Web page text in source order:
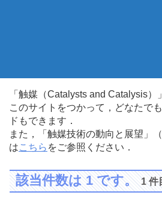
「触媒（Catalysts and Catalysis
このサイトをつかって，どなたで
ドもできます．
また，「触媒技術の動向と展望」
はこちら をご参照ください．
該当件数は 1 です。1 件